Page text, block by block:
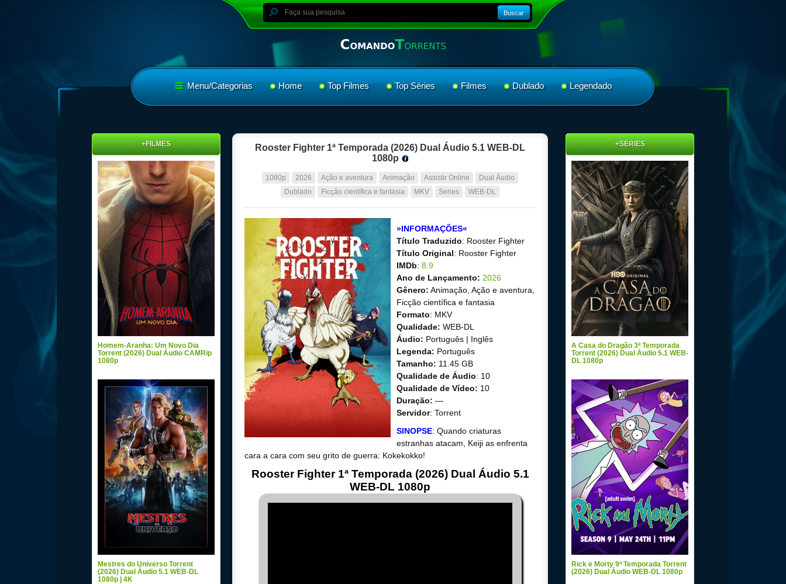
Buscar
Menu/Categorias Home Top Filmes Top Séries Filmes Dublado Legendado
Rooster Fighter 1ª Temporada (2026) Dual Áudio 5.1 WEB-DL
1080p
1080p 2026 Ação e aventura Animação Assistir Online
Dual Áudio
Dublado
Ficção científica e fantasia MKV Series WEB-DL
»INFORMAÇÕES«
Título Traduzido: Rooster Fighter
Título Original: Rooster Fighter
IMDb: 8.9
Ano de Lançamento: 2026
Gênero: Animação, Ação e aventura,
Ficção científica e fantasia
Formato: MKV
Qualidade: WEB-DL
Áudio: Português | Inglês
Legenda: Português
Tamanho: 11.45 GB
Qualidade de Áudio: 10
Qualidade de Vídeo: 10
Duração: —
Servidor: Torrent
SINOPSE: Quando criaturas
estranhas atacam, Keiji as enfrenta
cara a cara com seu grito de guerra: Kokekokko!
Rooster Fighter 1ª Temporada (2026) Dual Áudio 5.1
WEB-DL 1080p
+FILMES
Homem-Aranha: Um Novo Dia
Torrent (2026) Dual Áudio CAMRip
1080p
Mestres do Universo Torrent
(2026) Dual Áudio 5.1 WEB-DL
1080p | 4K
+SÉRIES
A Casa do Dragão 3ª Temporada
Torrent (2026) Dual Áudio 5.1 WEB-
DL 1080p
Rick e Morty 9ª Temporada Torrent
(2026) Dual Áudio WEB-DL 1080p